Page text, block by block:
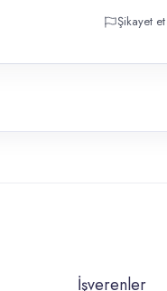
Şikayet et
İşverenler